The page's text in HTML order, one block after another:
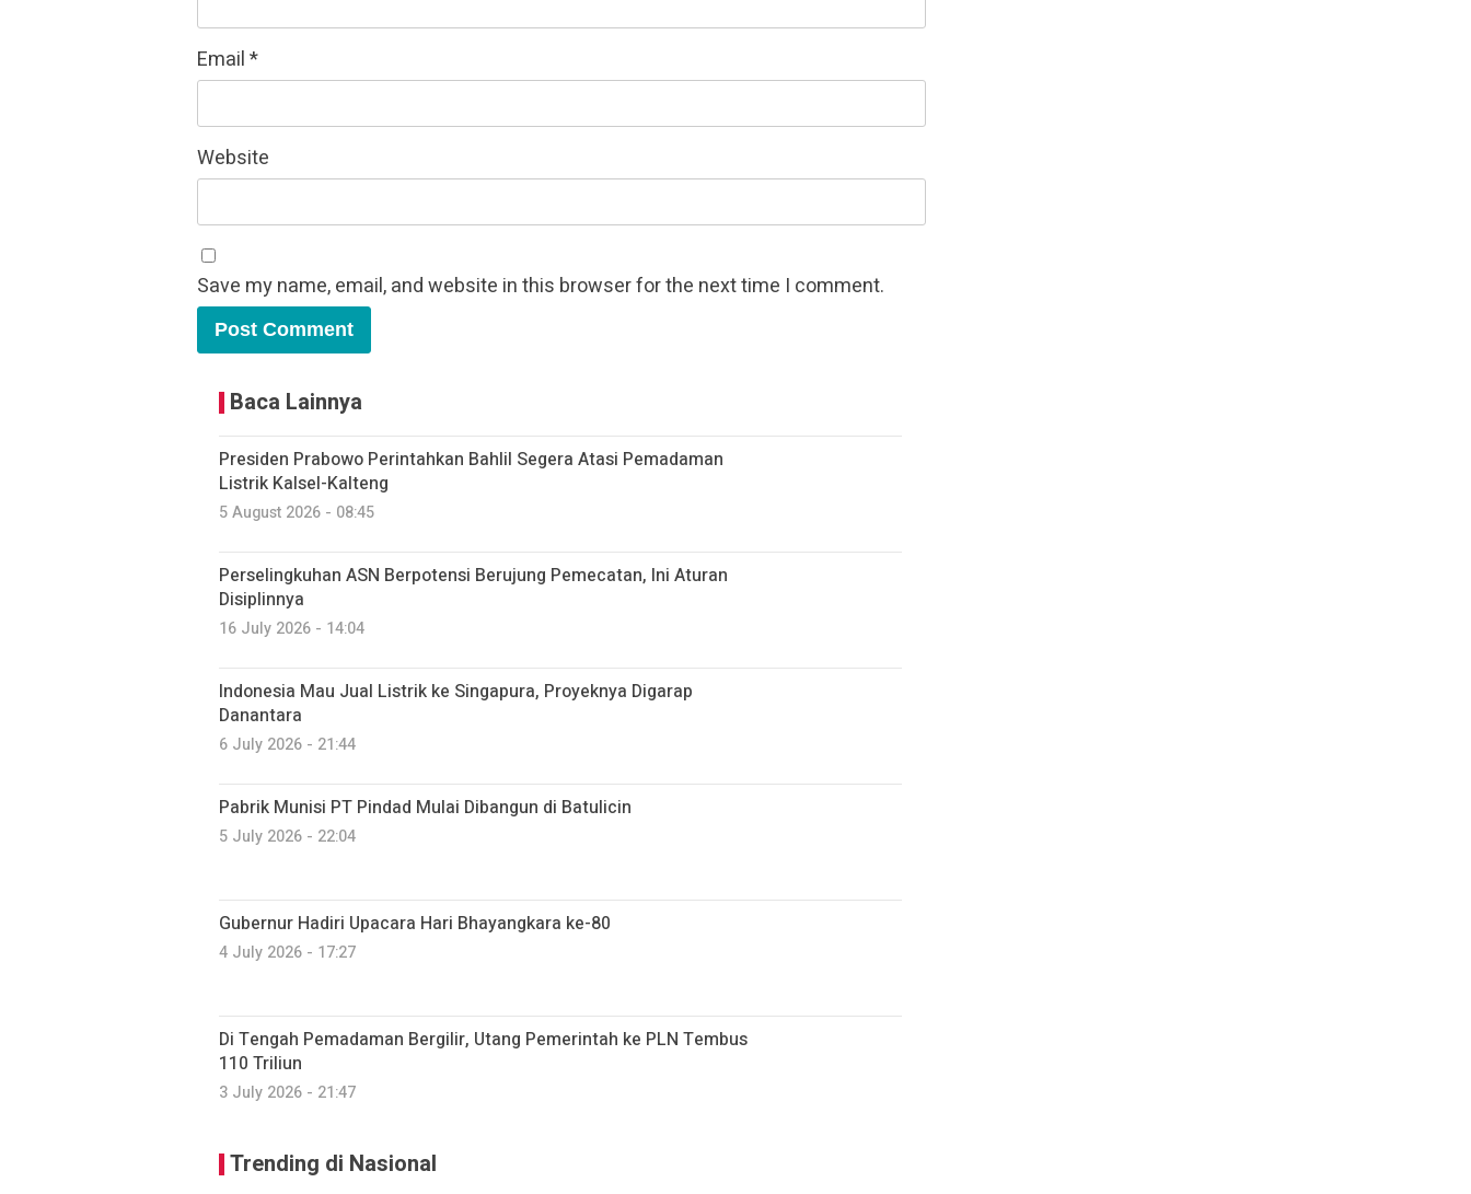
Email*
Website
Save my name, email, and website in this browser for the next time I comment.
Baca Lainnya
Presiden Prabowo Perintahkan Bahlil Segera Atasi Pemadaman
Listrik Kalsel-Kalteng
5 August 2026 - 08:45
Perselingkuhan ASN Berpotensi Berujung Pemecatan, Ini Aturan
Disiplinnya
16 July 2026 - 14:04
Indonesia Mau Jual Listrik ke Singapura, Proyeknya Digarap
Danantara
6 July 2026 - 21:44
Pabrik Munisi PT Pindad Mulai Dibangun di Batulicin
5 July 2026 - 22:04
Gubernur Hadiri Upacara Hari Bhayangkara ke-80
4 July 2026 - 17:27
Di Tengah Pemadaman Bergilir, Utang Pemerintah ke PLN Tembus
110 Triliun
3 July 2026 - 21:47
Trending di Nasional